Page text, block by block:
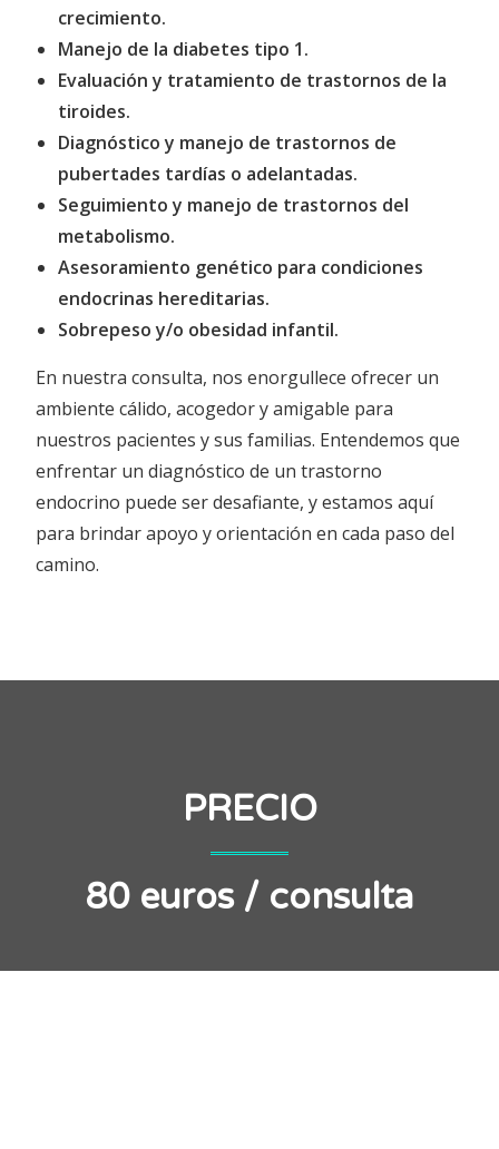
crecimiento.
Manejo de la diabetes tipo 1.
Evaluación y tratamiento de trastornos de la
tiroides.
Diagnóstico y manejo de trastornos de
pubertades tardías o adelantadas.
Seguimiento y manejo de trastornos del
metabolismo.
Asesoramiento genético para condiciones
endocrinas hereditarias.
Sobrepeso y/o obesidad infantil.
En nuestra consulta, nos enorgullece ofrecer un
ambiente cálido, acogedor y amigable para
nuestros pacientes y sus familias. Entendemos que
enfrentar un diagnóstico de un trastorno
endocrino puede ser desafiante, y estamos aquí
para brindar apoyo y orientación en cada paso del
camino.
PRECIO
80 euros / consulta